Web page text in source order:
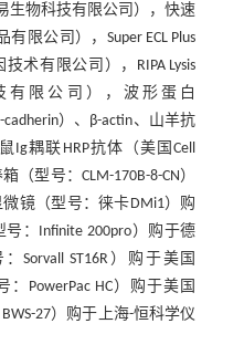
生物科技有限公司），快速
限公司），Super ECL Plus
术有限公司），RIPA Lysis
有限公司），波形蛋白
）、β-actin、山羊抗
Ig耦联HRP抗体（美国Cell
（型号：CLM-170B-8-CN）
微镜（型号：徕卡DMi1）购
：Infinite 200pro）购于德
Sorvall ST16R）购于美国
PowerPac HC）购于美国
27）购于上海-恒科学仪